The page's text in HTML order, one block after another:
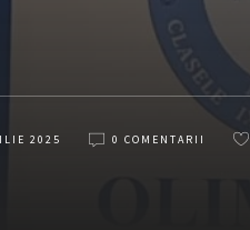
2025 0 COMENTARII